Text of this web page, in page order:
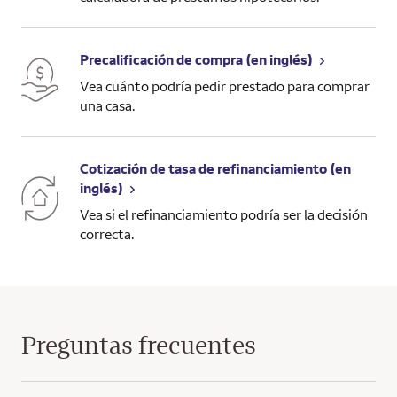
Precalificación de compra (en inglés)
Vea cuánto podría pedir prestado para comprar
una casa.
Cotización de tasa de refinanciamiento (en
inglés)
Vea si el refinanciamiento podría ser la decisión
correcta.
Preguntas frecuentes